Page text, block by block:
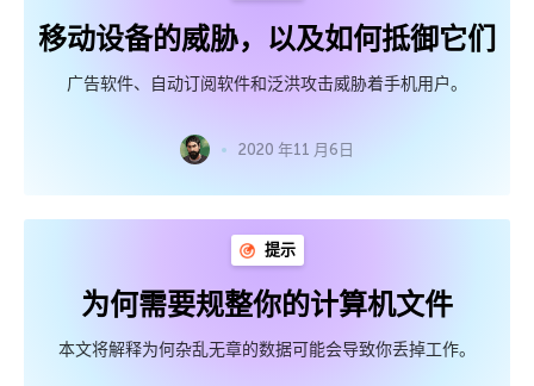
移动设备的威胁，以及如何抵御它们
广告软件、自动订阅软件和泛洪攻击威胁着手机用户。
2020 年11 月6日
提示
为何需要规整你的计算机文件
本文将解释为何杂乱无章的数据可能会导致你丢掉工作。